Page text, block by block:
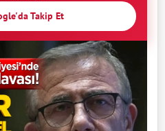
Takip Et